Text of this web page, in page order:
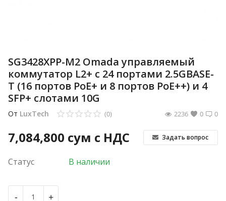
SG3428XPP-M2 Omada управляемый
коммутатор L2+ с 24 портами 2.5GBASE-
T (16 портов PoE+ и 8 портов PoE++) и 4
SFP+ слотами 10G
От LuxTech 0
(0) 0
2236
7,084,800 сум с НДС Задать вопрос
Статус В наличии
- +